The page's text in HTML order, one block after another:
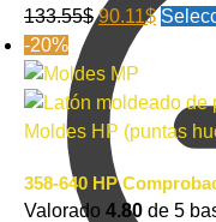
133.55$ 90.11$
-20%
Moldes HP (puntas
358-640 HP
Valorado 4.80 de 5